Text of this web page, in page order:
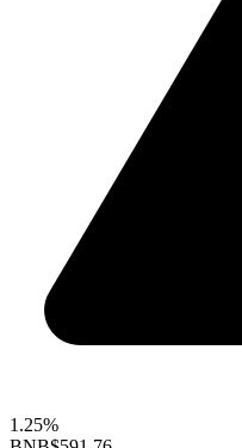
1.25%